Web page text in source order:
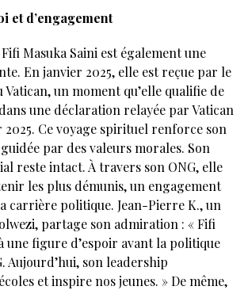
et d’engagement
Masuka Saini est également une
En janvier 2025, elle est reçue par le
Vatican, un moment qu’elle qualifie de
une déclaration relayée par Vatican
2025. Ce voyage spirituel renforce son
par des valeurs morales. Son
reste intact. À travers son ONG, elle
les plus démunis, un engagement
carrière politique. Jean-Pierre K., un
partage son admiration : « Fifi
une figure d’espoir avant la politique
Aujourd’hui, son leadership
et inspire nos jeunes. » De même,